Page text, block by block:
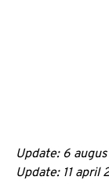
Update: 6
Update: 11